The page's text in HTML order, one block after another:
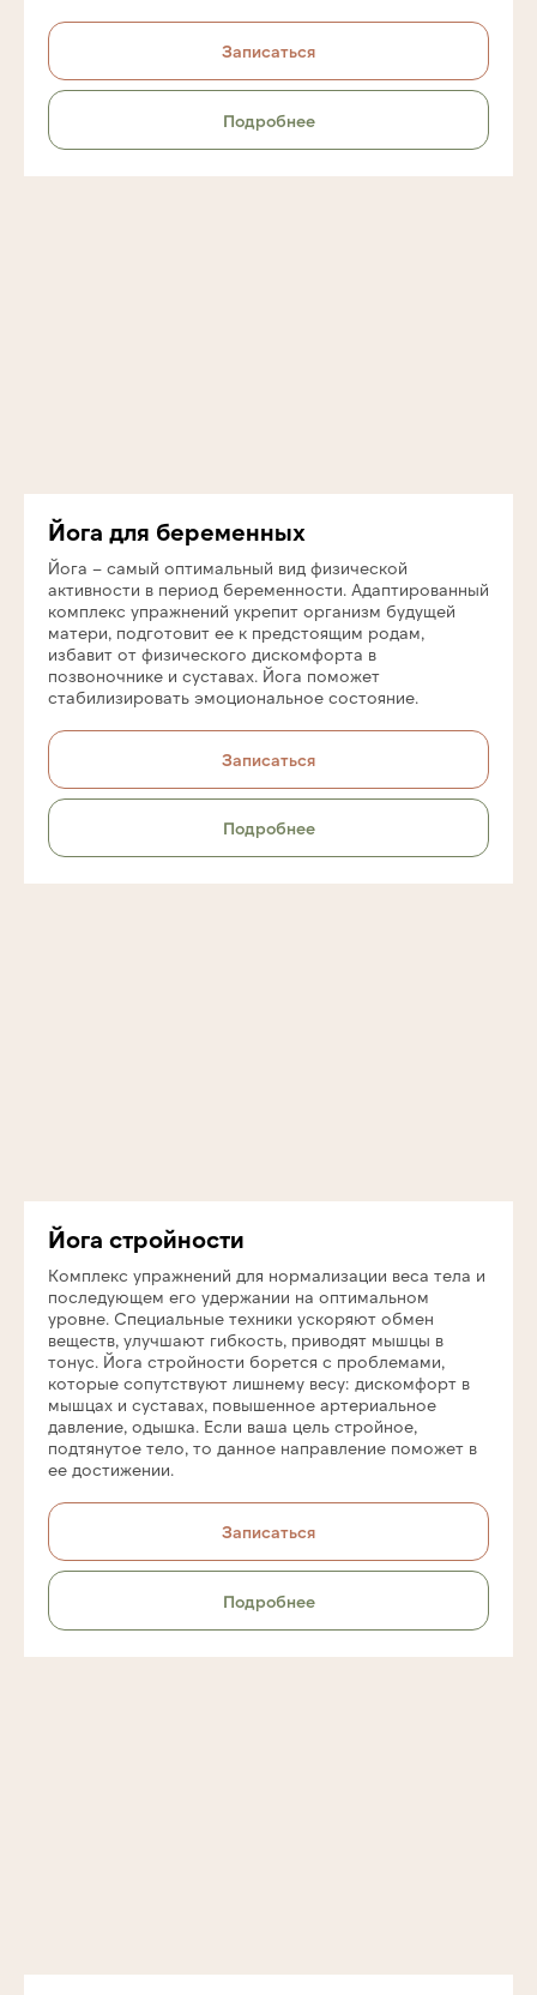
Записаться
Подробнее
Йога для беременных
Йога – самый оптимальный вид физической
активности в период беременности. Адаптированный
комплекс упражнений укрепит организм будущей
матери, подготовит ее к предстоящим родам,
избавит от физического дискомфорта в
позвоночнике и суставах. Йога поможет
стабилизировать эмоциональное состояние.
Записаться
Подробнее
Йога стройности
Комплекс упражнений для нормализации веса тела и
последующем его удержании на оптимальном
уровне. Специальные техники ускоряют обмен
веществ, улучшают гибкость, приводят мышцы в
тонус. Йога стройности борется с проблемами,
которые сопутствуют лишнему весу: дискомфорт в
мышцах и суставах, повышенное артериальное
давление, одышка. Если ваша цель стройное,
подтянутое тело, то данное направление поможет в
ее достижении.
Записаться
Подробнее